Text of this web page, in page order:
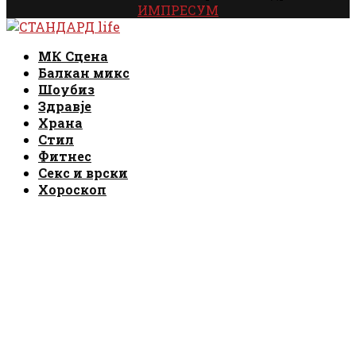
ИМПРЕСУМ
Facebook
Instagram
Email
Rss
МК Сцена
Балкан микс
Шоубиз
Здравје
Храна
Стил
Фитнес
Секс и врски
Хороскоп